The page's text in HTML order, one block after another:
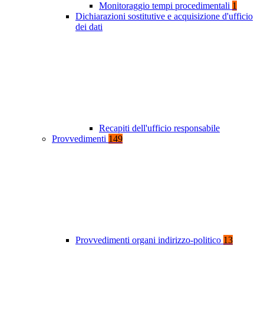
Monitoraggio tempi procedimentali 1
Dichiarazioni sostitutive e acquisizione d'ufficio
dei dati
Recapiti dell'ufficio responsabile
Provvedimenti 149
Provvedimenti organi indirizzo-politico 13